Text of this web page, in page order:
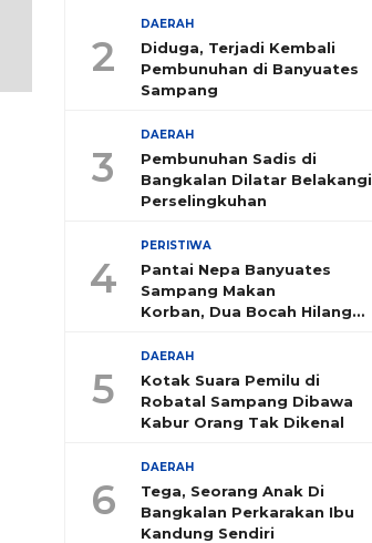
2
DAERAH
Diduga, Terjadi Kembali
Pembunuhan di Banyuates
Sampang
3
DAERAH
Pembunuhan Sadis di
Bangkalan Dilatar Belakangi
Perselingkuhan
4
PERISTIWA
Pantai Nepa Banyuates
Sampang Makan
Korban, Dua Bocah Hilang
5
DAERAH
Kotak Suara Pemilu di
Robatal Sampang Dibawa
Kabur Orang Tak Dikenal
6
DAERAH
Tega, Seorang Anak Di
Bangkalan Perkarakan Ibu
Kandung Sendiri